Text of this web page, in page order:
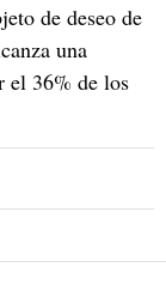
de deseo de
una
el 36% de los